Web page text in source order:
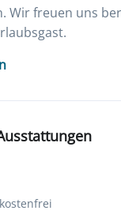
Wir freuen uns